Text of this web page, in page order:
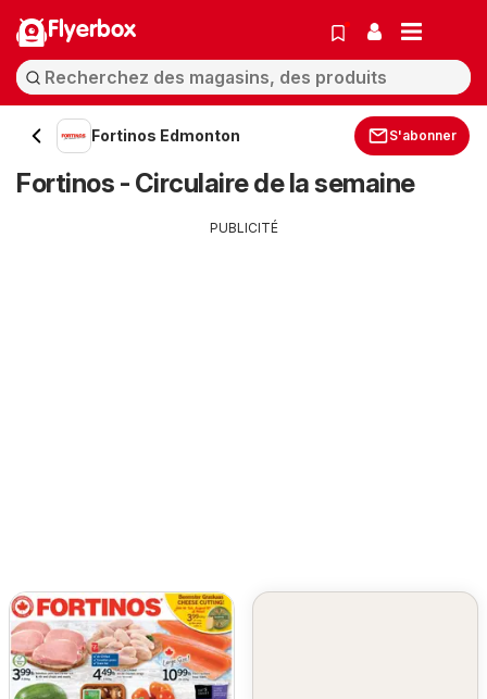
Flyerbox
Fortinos Edmonton S'abonner
Fortinos - Circulaire de la semaine
PUBLICITÉ